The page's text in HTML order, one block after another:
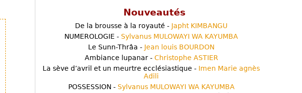
Nouveautés
De la brousse à la royauté - Japht KIMBANGU
NUMEROLOGIE - Sylvanus MULOWAYI WA KAYUMBA
Le Sunn-Thrâa - Jean louis BOURDON
Ambiance lupanar - Christophe ASTIER
La sève d’avril et un meurtre ecclésiastique - Imen Marie agnès
Adili
POSSESSION - Sylvanus MULOWAYI WA KAYUMBA